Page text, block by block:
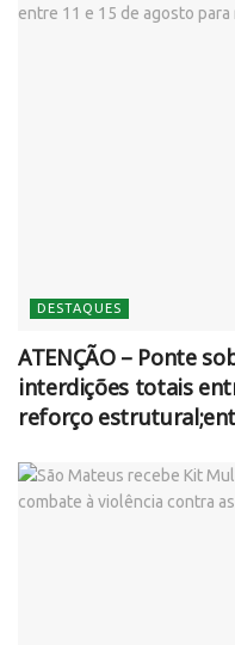
DESTAQUES
ATENÇÃO – Ponte
interdições totais
reforço